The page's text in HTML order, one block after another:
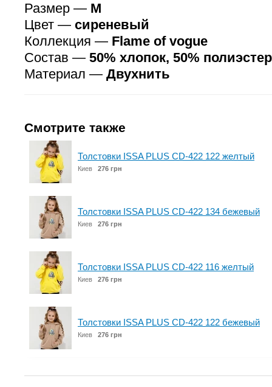
Размер — M
Цвет — сиреневый
Коллекция — Flame of vogue
Состав — 50% хлопок, 50% полиэстер
Материал — Двухнить
Смотрите также
Толстовки ISSA PLUS CD-422 122 желтый
Киев 276 грн
Толстовки ISSA PLUS CD-422 134 бежевый
Киев 276 грн
Толстовки ISSA PLUS CD-422 116 желтый
Киев 276 грн
Толстовки ISSA PLUS CD-422 122 бежевый
Киев 276 грн